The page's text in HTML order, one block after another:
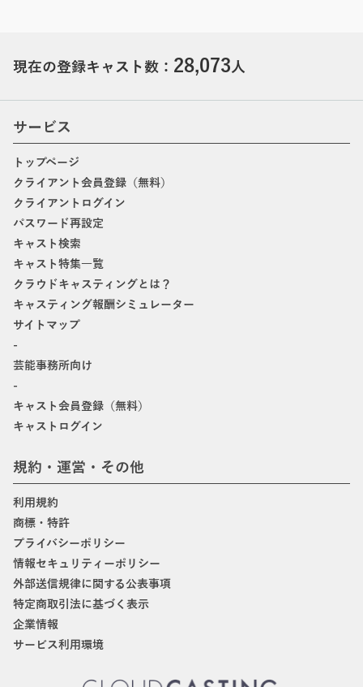
現在の登録キャスト数： 28,073人
サービス
トップページ
クライアント会員登録（無料）
クライアントログイン
パスワード再設定
キャスト検索
キャスト特集一覧
クラウドキャスティングとは？
キャスティング報酬シミュレーター
サイトマップ
-
芸能事務所向け
-
キャスト会員登録（無料）
キャストログイン
規約・運営・その他
利用規約
商標・特許
プライバシーポリシー
情報セキュリティーポリシー
外部送信規律に関する公表事項
特定商取引法に基づく表示
企業情報
サービス利用環境